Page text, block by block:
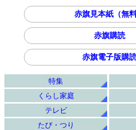
赤旗見本紙（無料
赤旗購読
赤旗電子版購
特集
くらし家庭
テレビ
たび・つり